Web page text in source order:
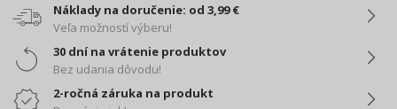
Náklady na doručenie: od 3,99 €
Veľa možností výberu!
30 dní na vrátenie produktov
Bez udania dôvodu!
2-ročná záruka na produkt